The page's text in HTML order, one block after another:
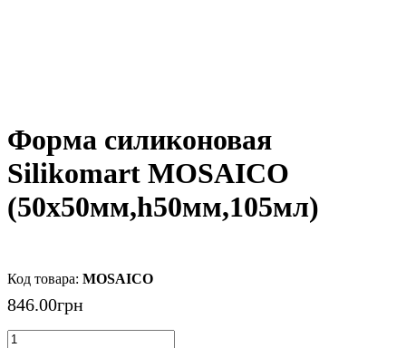
Форма силиконовая
Silikomart MOSAICO
(50x50мм,h50мм,105мл)
MOSAICO
846.00грн